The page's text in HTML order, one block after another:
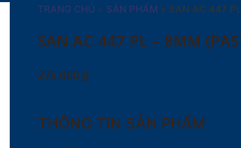
TRANG CHỦ » SẢN PHẨM » SAN AC 447
SAN AC 447 PL – 8MM
275.000 ₫
THÔNG TIN SẢN PHẨM